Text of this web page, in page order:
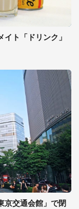
ト「ドリンク」
京交通会館」で閉